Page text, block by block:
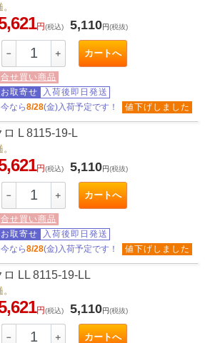
円(税込) 5,110円(税抜)
－ ＋ カートへ
合せ買い商品
お取寄せ
入荷後即日発送
今なら8/28(金)入荷予定です！ 値下げしました
L 8115-19-L
円(税込) 5,110円(税抜)
－ ＋ カートへ
合せ買い商品
お取寄せ
入荷後即日発送
今なら8/28(金)入荷予定です！ 値下げしました
LL 8115-19-LL
円(税込) 5,110円(税抜)
－ ＋ カートへ